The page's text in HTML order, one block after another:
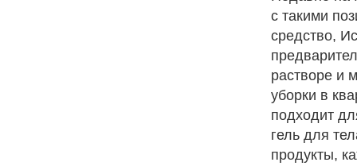
с такими
средство,
растворе и
уборки в
подходит
гель для
продукты,